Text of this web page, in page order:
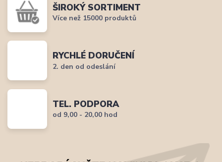
ŠIROKÝ SORTIMENT
Více než 15000 produktů
RYCHLÉ DORUČENÍ
2. den od odeslání
TEL. PODPORA
od 9,00 - 20,00 hod